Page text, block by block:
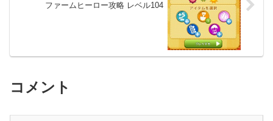
ファームヒーロー攻略 レベル104
コメント